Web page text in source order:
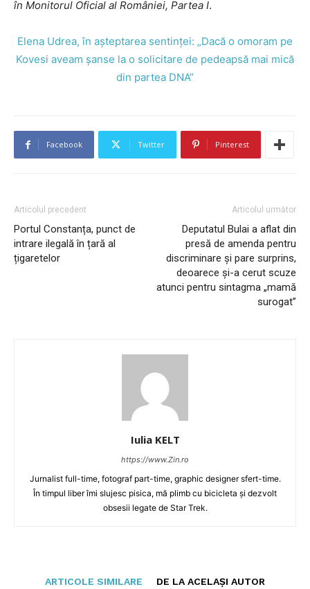
în Monitorul Oficial al României, Partea I.
Elena Udrea, în așteptarea sentinței: „Dacă o omoram pe
Kovesi aveam șanse la o solicitare de pedeapsă mai mică
din partea DNA”
Facebook Twitter Pinterest
Articolul precedent
Portul Constanța, punct de
intrare ilegală în țară al
țigaretelor
Articolul următor
Deputatul Bulai a aflat din
presă de amenda pentru
discriminare și pare surprins,
deoarece și-a cerut scuze
atunci pentru sintagma „mamă
surogat”
Iulia KELT
https://www.Zin.ro
Jurnalist full-time, fotograf part-time, graphic designer sfert-time.
În timpul liber îmi slujesc pisica, mă plimb cu bicicleta și dezvolt
obsesii legate de Star Trek.
ARTICOLE SIMILARE DE LA ACELAȘI AUTOR